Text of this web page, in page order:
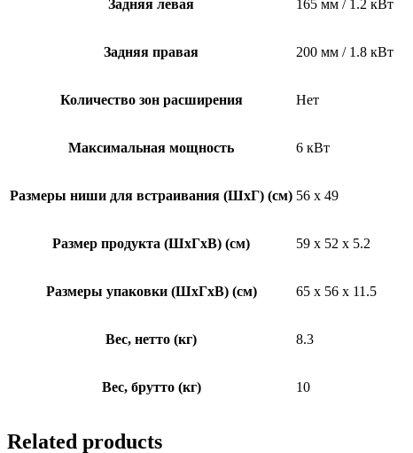
Задняя левая 165 мм / 1.2 кВт
Задняя правая 200 мм / 1.8 кВт
Количество зон расширения Нет
Максимальная мощность 6 кВт
Размеры ниши для встраивания (ШхГ) (см) 56 x 49
Размер продукта (ШхГхВ) (см) 59 x 52 x 5.2
Размеры упаковки (ШхГхВ) (см) 65 х 56 х 11.5
Вес, нетто (кг) 8.3
Вес, брутто (кг) 10
Related products